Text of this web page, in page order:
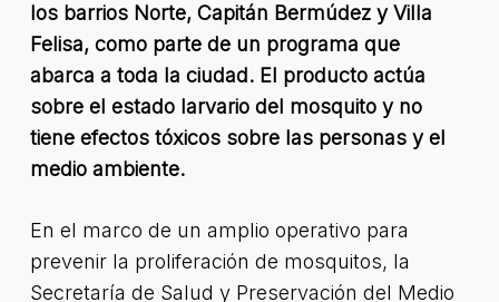
los barrios Norte, Capitán Bermúdez y Villa
Felisa, como parte de un programa que
abarca a toda la ciudad. El producto actúa
sobre el estado larvario del mosquito y no
tiene efectos tóxicos sobre las personas y el
medio ambiente.
En el marco de un amplio operativo para
prevenir la proliferación de mosquitos, la
Secretaría de Salud y Preservación del Medio